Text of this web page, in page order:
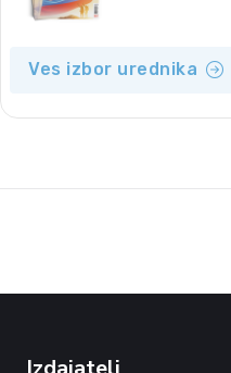
Ves izbor urednika